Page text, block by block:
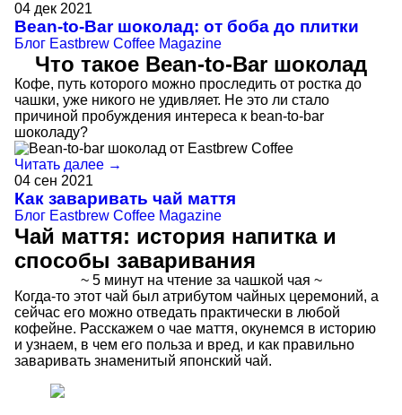
04 дек 2021
Bean-to-Bar шоколад: от боба до плитки
Блог Eastbrew Coffee Magazine
Что такое Bean-to-Bar шоколад
Кофе, путь которого можно проследить от ростка до
чашки, уже никого не удивляет. Не это ли стало
причиной пробуждения интереса к bean-to-bar
шоколаду?
Читать далее →
04 сен 2021
Как заваривать чай маття
Блог Eastbrew Coffee Magazine
Чай маття: история напитка и
способы заваривания
~ 5 минут на чтение за чашкой чая ~
Когда-то этот чай был атрибутом чайных церемоний, а
сейчас его можно отведать практически в любой
кофейне. Расскажем о чае маття, окунемся в историю
и узнаем, в чем его польза и вред, и как правильно
заваривать знаменитый японский чай.